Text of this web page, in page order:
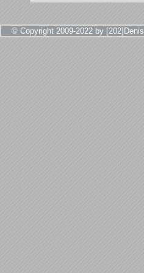
© Copyright 2009-2022 by [202]Denis